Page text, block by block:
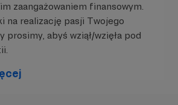
doktor nauk chemicznych,
Chemii Uniwersytetu
co dzień zajmuje się chemią
studentów chemii
z Dolnośląskim Festiwalem
zaangażowaniem finansowym.
na realizację pasji Twojego
prosimy, abyś wziął/wzięła pod